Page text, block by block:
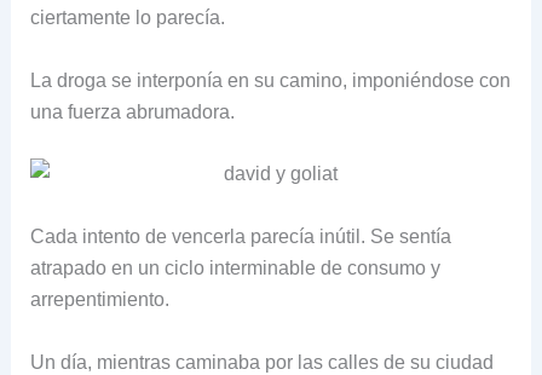
ciertamente lo parecía.
La droga se interponía en su camino, imponiéndose con
una fuerza abrumadora.
Cada intento de vencerla parecía inútil. Se sentía
atrapado en un ciclo interminable de consumo y
arrepentimiento.
Un día, mientras caminaba por las calles de su ciudad